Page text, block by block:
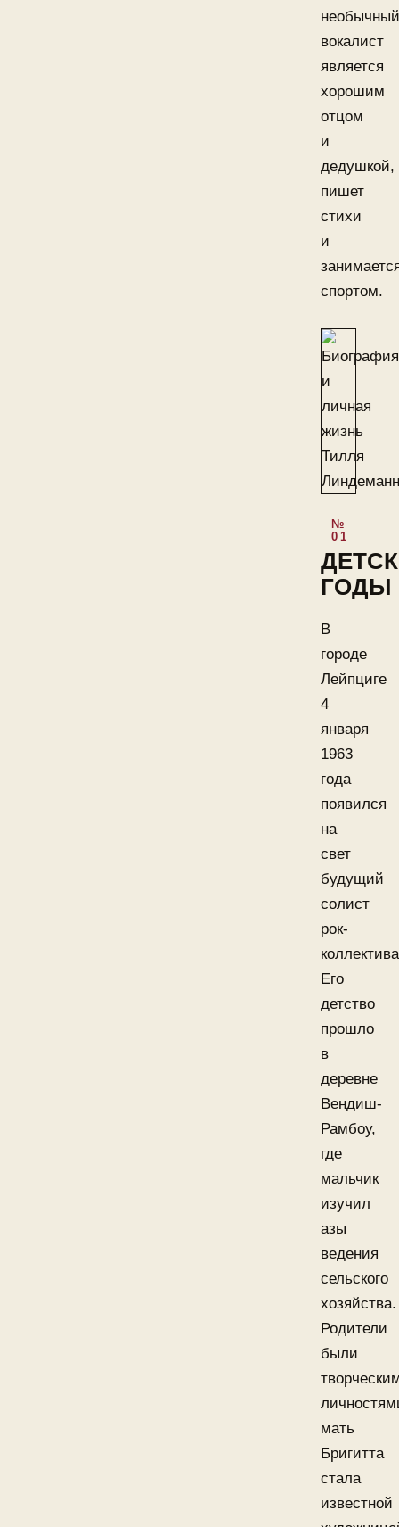
необычный
вокалист
является
хорошим
отцом
и
дедушкой,
пишет
стихи
и
спортом.
ГОДЫ
В
городе
Лейпциге
4
января
1963
года
появился
на
свет
будущий
солист
рок-
Его
детство
прошло
в
деревне
Вендиш-
Рамбоу,
где
мальчик
изучил
азы
ведения
сельского
хозяйства.
Родители
были
мать
Бригитта
стала
известной